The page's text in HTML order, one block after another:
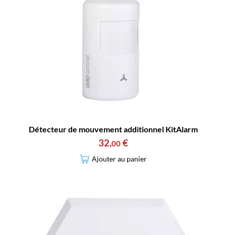
Détecteur de mouvement additionnel KitAlarm
32,00 €
Ajouter au panier